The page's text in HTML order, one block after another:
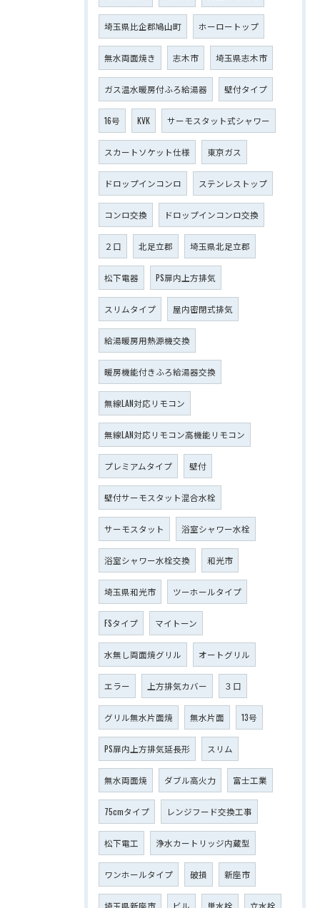
埼玉県比企郡鳩山町 ホーロートップ
無水両面焼き 志木市 埼玉県志木市
ガス温水暖房付ふろ給湯器 壁付タイプ
16号 KVK サーモスタット式シャワー
スカートソケット仕様 東京ガス
ドロップインコンロ ステンレストップ
コンロ交換 ドロップインコンロ交換
２口 北足立郡 埼玉県北足立郡
松下電器 PS扉内上方排気
スリムタイプ 屋内密閉式排気
給湯暖房用熱源機交換
暖房機能付きふろ給湯器交換
無線LAN対応リモコン
無線LAN対応リモコン高機能リモコン
プレミアムタイプ 壁付
壁付サーモスタット混合水栓
サーモスタット 浴室シャワー水栓
浴室シャワー水栓交換 和光市
埼玉県和光市 ツーホールタイプ
FSタイプ マイトーン
水無し両面焼グリル オートグリル
エラー 上方排気カバー ３口
グリル無水片面焼 無水片面 13号
PS扉内上方排気延長形 スリム
無水両面焼 ダブル高火力 富士工業
75cmタイプ レンジフード交換工事
松下電工 浄水カートリッジ内蔵型
ワンホールタイプ 破損 新座市